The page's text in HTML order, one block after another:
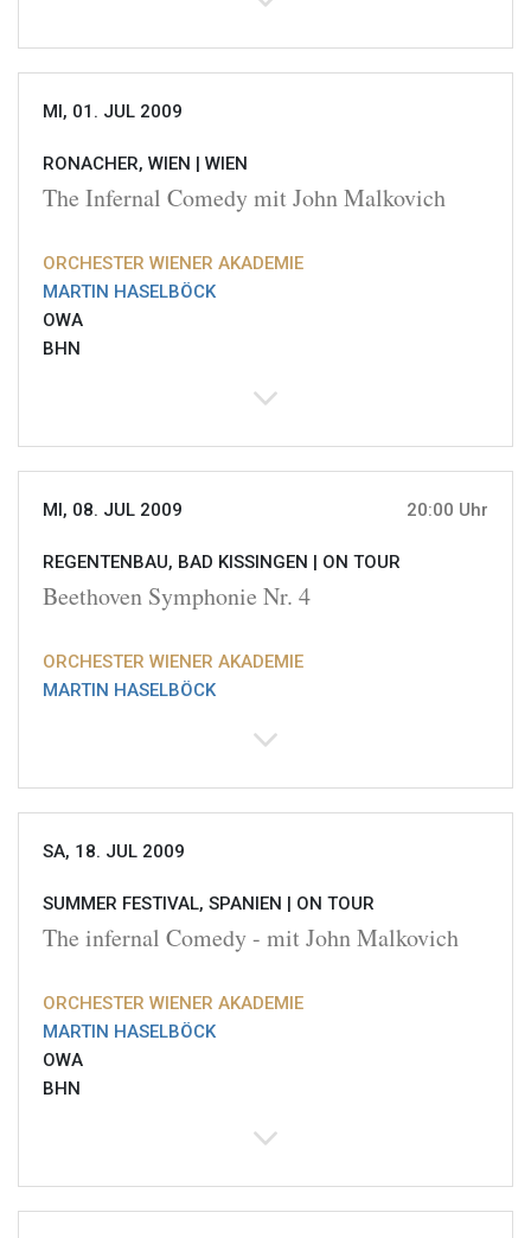
MI, 01. JUL 2009
RONACHER, WIEN | WIEN
The Infernal Comedy mit John Malkovich
ORCHESTER WIENER AKADEMIE
MARTIN HASELBÖCK
OWA
BHN
MI, 08. JUL 2009 20:00 Uhr
REGENTENBAU, BAD KISSINGEN | ON TOUR
Beethoven Symphonie Nr. 4
ORCHESTER WIENER AKADEMIE
MARTIN HASELBÖCK
SA, 18. JUL 2009
SUMMER FESTIVAL, SPANIEN | ON TOUR
The infernal Comedy - mit John Malkovich
ORCHESTER WIENER AKADEMIE
MARTIN HASELBÖCK
OWA
BHN